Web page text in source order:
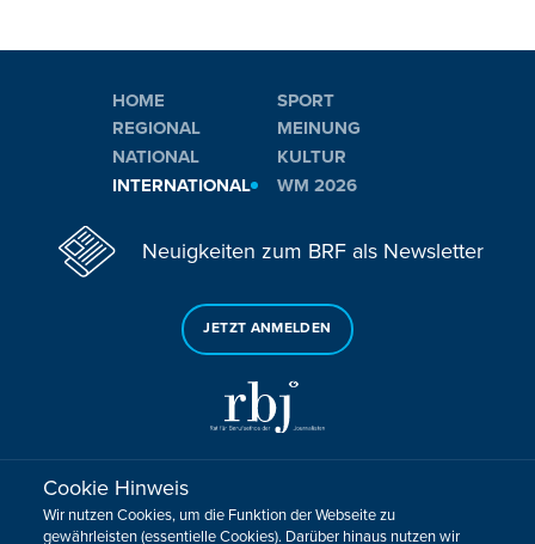
HOME
REGIONAL
NATIONAL
INTERNATIONAL
SPORT
MEINUNG
KULTUR
WM 2026
Neuigkeiten zum BRF als Newsletter
JETZT ANMELDEN
Sie haben noch Fragen oder Anmerkungen?
Cookie Hinweis
Wir nutzen Cookies, um die Funktion der Webseite zu
gewährleisten (essentielle Cookies). Darüber hinaus nutzen wir